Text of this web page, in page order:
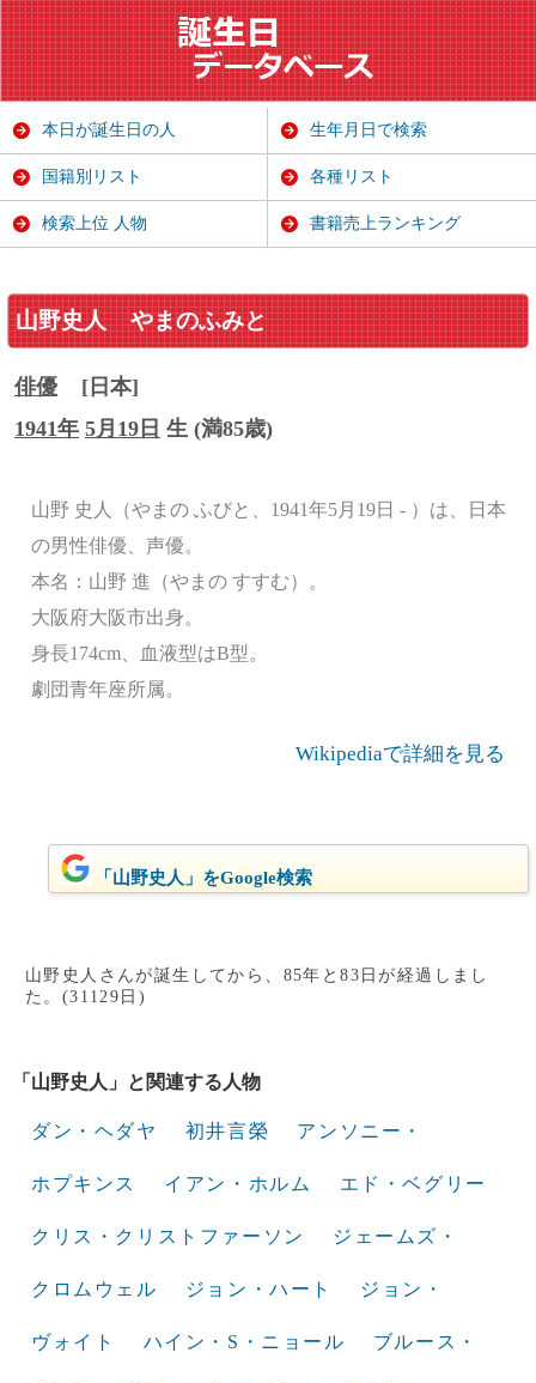
山野史人 やまのふみと
俳優
[日本]
1941年 5月19日 生 (満85歳)
山野 史人（やまの ふびと、1941年5月19日 - ）は、日本
の男性俳優、声優。
本名：山野 進（やまの すすむ）。
大阪府大阪市出身。
身長174cm、血液型はB型。
劇団青年座所属。
Wikipediaで詳細を見る
「山野史人」をGoogle検索
山野史人さんが誕生してから、85年と83日が経過しまし
た。(31129日)
「山野史人」と関連する人物
ダン・ヘダヤ 初井言榮 アンソニー・
ホプキンス イアン・ホルム エド・ベグリー
クリス・クリストファーソン ジェームズ・
クロムウェル ジョン・ハート ジョン・
ヴォイト ハイン・S・ニョール ブルース・
本日が誕生日の人 生年月日で検索
国籍別リスト 各種リスト
検索上位 人物 書籍売上ランキング